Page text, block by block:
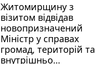
Житомирщину з
візитом відвідав
новопризначений
Міністр у справах
громад, територій та
внутрішньо